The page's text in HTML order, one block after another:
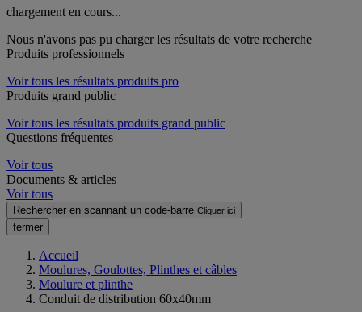
chargement en cours...
Nous n'avons pas pu charger les résultats de votre recherche
Produits professionnels
Voir tous les résultats produits pro
Produits grand public
Voir tous les résultats produits grand public
Questions fréquentes
Voir tous
Documents & articles
Voir tous
Rechercher en scannant un code-barre Cliquer ici
fermer
Accueil
Moulures, Goulottes, Plinthes et câbles
Moulure et plinthe
Conduit de distribution 60x40mm